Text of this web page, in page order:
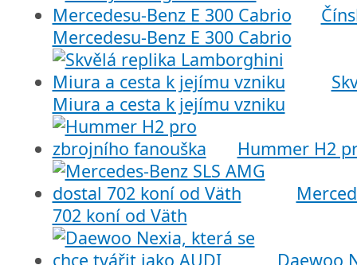
Mercedesu-Benz E 300 Cabrio
Miura a cesta k jejímu vzniku
Hummer H2
702 koní od Väth
Daewoo